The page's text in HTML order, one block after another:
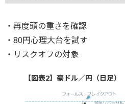
・再度頭の重さを確認
・80円心理大台を試す
・リスクオフの対象
【図表2】豪ドル／円（日足）